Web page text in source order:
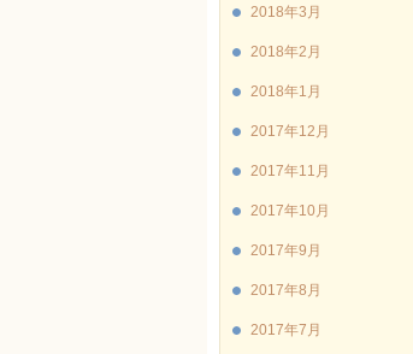
2018年3月
2018年2月
2018年1月
2017年12月
2017年11月
2017年10月
2017年9月
2017年8月
2017年7月